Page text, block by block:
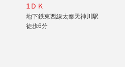
1ＤＫ
地下鉄東西線太秦天神川駅
徒歩6分